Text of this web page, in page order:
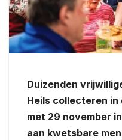
Duizenden
Heils collecteren in
met 29 november
aan kwetsbare